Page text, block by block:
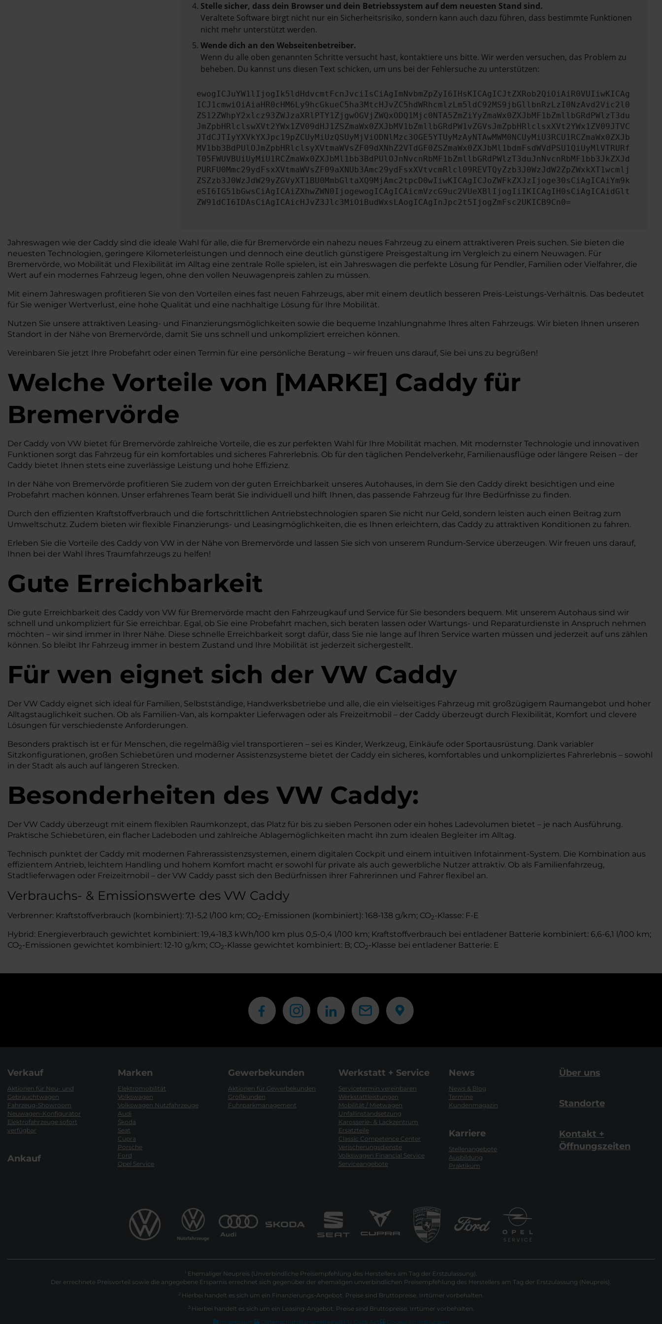
Stelle sicher, dass dein Browser und dein Betriebssystem auf dem neuesten Stand sind.
Veraltete Software birgt nicht nur ein Sicherheitsrisiko, sondern kann auch dazu führen, dass bestimmte Funktionen
nicht mehr unterstützt werden.
Wende dich an den Webseitenbetreiber.
Wenn du alle oben genannten Schritte versucht hast, kontaktiere uns bitte. Wir werden versuchen, das Problem zu
beheben. Du kannst uns diesen Text schicken, um uns bei der Fehlersuche zu unterstützen:
ewogICJuYW1lIjogIk5ldHdvcmtFcnJvciIsCiAgImNvbmZpZyI6IHsKICAgICJtZXRob2QiOiAiR0VUIiwKICAg
ICJ1cmwiOiAiaHR0cHM6Ly9hcGkueC5ha3MtcHJvZC5hdWRhcmlzLm5ldC92MS9jbGllbnRzLzI0NzAvd2Vic2l0
ZS12ZWhpY2xlcz93ZWJzaXRlPTY1ZjgwOGVjZWQxODQ1Mjc0NTA5ZmZiYyZmaWx0ZXJbMF1bZmllbGRdPWlzT3du
JmZpbHRlclswXVt2YWx1ZV09dHJ1ZSZmaWx0ZXJbMV1bZmllbGRdPW1vZGVsJmZpbHRlclsxXVt2YWx1ZV09JTVC
JTdCJTIyYXVkYXJpc19pZCUyMiUzQSUyMjViODNlMzc3OGE5YTUyMzAyNTAwMWM0NCUyMiU3RCU1RCZmaWx0ZXJb
MV1bb3BdPUlOJmZpbHRlclsyXVtmaWVsZF09dXNhZ2VTdGF0ZSZmaWx0ZXJbMl1bdmFsdWVdPSU1QiUyMlVTRURf
T05FWUVBUiUyMiU1RCZmaWx0ZXJbMl1bb3BdPUlOJnNvcnRbMF1bZmllbGRdPWlzT3duJnNvcnRbMF1bb3JkZXJd
PURFU0Mmc29ydFsxXVtmaWVsZF09aXNUb3Amc29ydFsxXVtvcmRlcl09REVTQyZzb3J0WzJdW2ZpZWxkXT1wcmlj
ZSZzb3J0WzJdW29yZGVyXT1BU0MmbGltaXQ9MjAmc2tpcD0wIiwKICAgICJoZWFkZXJzIjoge30sCiAgICAiYm9k
eSI6IG51bGwsCiAgICAiZXhwZWN0IjogewogICAgICAicmVzcG9uc2VUeXBlIjogIiIKICAgIH0sCiAgICAidGlt
ZW91dCI6IDAsCiAgICAicHJvZ3Jlc3MiOiBudWxsLAogICAgInJpc2t5IjogZmFsc2UKICB9Cn0=
Jahreswagen wie der Caddy sind die ideale Wahl für alle, die für Bremervörde ein nahezu neues Fahrzeug zu einem attraktiveren Preis suchen. Sie bieten die
neuesten Technologien, geringere Kilometerleistungen und dennoch eine deutlich günstigere Preisgestaltung im Vergleich zu einem Neuwagen. Für
Bremervörde, wo Mobilität und Flexibilität im Alltag eine zentrale Rolle spielen, ist ein Jahreswagen die perfekte Lösung für Pendler, Familien oder Vielfahrer, die
Wert auf ein modernes Fahrzeug legen, ohne den vollen Neuwagenpreis zahlen zu müssen.
Mit einem Jahreswagen profitieren Sie von den Vorteilen eines fast neuen Fahrzeugs, aber mit einem deutlich besseren Preis-Leistungs-Verhältnis. Das bedeutet
für Sie weniger Wertverlust, eine hohe Qualität und eine nachhaltige Lösung für Ihre Mobilität.
Nutzen Sie unsere attraktiven Leasing- und Finanzierungsmöglichkeiten sowie die bequeme Inzahlungnahme Ihres alten Fahrzeugs. Wir bieten Ihnen unseren
Standort in der Nähe von Bremervörde, damit Sie uns schnell und unkompliziert erreichen können.
Vereinbaren Sie jetzt Ihre Probefahrt oder einen Termin für eine persönliche Beratung – wir freuen uns darauf, Sie bei uns zu begrüßen!
Welche Vorteile von [MARKE] Caddy für
Bremervörde
Der Caddy von VW bietet für Bremervörde zahlreiche Vorteile, die es zur perfekten Wahl für Ihre Mobilität machen. Mit modernster Technologie und innovativen
Funktionen sorgt das Fahrzeug für ein komfortables und sicheres Fahrerlebnis. Ob für den täglichen Pendelverkehr, Familienausflüge oder längere Reisen – der
Caddy bietet Ihnen stets eine zuverlässige Leistung und hohe Effizienz.
In der Nähe von Bremervörde profitieren Sie zudem von der guten Erreichbarkeit unseres Autohauses, in dem Sie den Caddy direkt besichtigen und eine
Probefahrt machen können. Unser erfahrenes Team berät Sie individuell und hilft Ihnen, das passende Fahrzeug für Ihre Bedürfnisse zu finden.
Durch den effizienten Kraftstoffverbrauch und die fortschrittlichen Antriebstechnologien sparen Sie nicht nur Geld, sondern leisten auch einen Beitrag zum
Umweltschutz. Zudem bieten wir flexible Finanzierungs- und Leasingmöglichkeiten, die es Ihnen erleichtern, das Caddy zu attraktiven Konditionen zu fahren.
Erleben Sie die Vorteile des Caddy von VW in der Nähe von Bremervörde und lassen Sie sich von unserem Rundum-Service überzeugen. Wir freuen uns darauf,
Ihnen bei der Wahl Ihres Traumfahrzeugs zu helfen!
Gute Erreichbarkeit
Die gute Erreichbarkeit des Caddy von VW für Bremervörde macht den Fahrzeugkauf und Service für Sie besonders bequem. Mit unserem Autohaus sind wir
schnell und unkompliziert für Sie erreichbar. Egal, ob Sie eine Probefahrt machen, sich beraten lassen oder Wartungs- und Reparaturdienste in Anspruch nehmen
möchten – wir sind immer in Ihrer Nähe. Diese schnelle Erreichbarkeit sorgt dafür, dass Sie nie lange auf Ihren Service warten müssen und jederzeit auf uns zählen
können. So bleibt Ihr Fahrzeug immer in bestem Zustand und Ihre Mobilität ist jederzeit sichergestellt.
Für wen eignet sich der VW Caddy
Der VW Caddy eignet sich ideal für Familien, Selbstständige, Handwerksbetriebe und alle, die ein vielseitiges Fahrzeug mit großzügigem Raumangebot und hoher
Alltagstauglichkeit suchen. Ob als Familien-Van, als kompakter Lieferwagen oder als Freizeitmobil – der Caddy überzeugt durch Flexibilität, Komfort und clevere
Lösungen für verschiedenste Anforderungen.
Besonders praktisch ist er für Menschen, die regelmäßig viel transportieren – sei es Kinder, Werkzeug, Einkäufe oder Sportausrüstung. Dank variabler
Sitzkonfigurationen, großen Schiebetüren und moderner Assistenzsysteme bietet der Caddy ein sicheres, komfortables und unkompliziertes Fahrerlebnis – sowohl
in der Stadt als auch auf längeren Strecken.
Besonderheiten des VW Caddy:
Der VW Caddy überzeugt mit einem flexiblen Raumkonzept, das Platz für bis zu sieben Personen oder ein hohes Ladevolumen bietet – je nach Ausführung.
Praktische Schiebetüren, ein flacher Ladeboden und zahlreiche Ablagemöglichkeiten macht ihn zum idealen Begleiter im Alltag.
Technisch punktet der Caddy mit modernen Fahrerassistenzsystemen, einem digitalen Cockpit und einem intuitiven Infotainment-System. Die Kombination aus
effizientem Antrieb, leichtem Handling und hohem Komfort macht er sowohl für private als auch gewerbliche Nutzer attraktiv. Ob als Familienfahrzeug,
Stadtlieferwagen oder Freizeitmobil – der VW Caddy passt sich den Bedürfnissen ihrer Fahrerinnen und Fahrer flexibel an.
Verbrauchs- & Emissionswerte des VW Caddy
Verbrenner: Kraftstoffverbrauch (kombiniert): 7,1-5,2 l/100 km; CO2-Emissionen (kombiniert): 168-138 g/km; CO2-Klasse: F-E
Hybrid: Energieverbrauch gewichtet kombiniert: 19,4-18,3 kWh/100 km plus 0,5-0,4 l/100 km; Kraftstoffverbrauch bei entladener Batterie kombiniert: 6,6-6,1 l/100 km;
CO2-Emissionen gewichtet kombiniert: 12-10 g/km; CO2-Klasse gewichtet kombiniert: B; CO2-Klasse bei entladener Batterie: E
Verkauf
Aktionen für Neu- und
Gebrauchtwagen
Fahrzeug-Showroom
Neuwagen-Konfigurator
Elektrofahrzeuge sofort
verfügbar
Ankauf
Marken
Elektromobilität
Volkswagen
Volkswagen Nutzfahrzeuge
Audi
Škoda
Seat
Cupra
Porsche
Ford
Opel Service
Gewerbekunden
Aktionen für Gewerbekunden
Großkunden
Fuhrparkmanagement
Werkstatt + Service
Servicetermin vereinbaren
Werkstattleistungen
Mobilität / Mietwagen
Unfallinstandsetzung
Karosserie- & Lackzentrum
Ersatzteile
Classic Competence Center
Verischerungsdienste
Volkswagen Financial Service
Serviceangebote
News
News & Blog
Termine
Kundenmagazin
Karriere
Stellenangebote
Ausbildung
Praktikum
Über uns
Standorte
Kontakt +
Öffnungszeiten
1 Ehemaliger Neupreis (Unverbindliche Preisempfehlung des Herstellers am Tag der Erstzulassung).
Der errechnete Preisvorteil sowie die angegebene Ersparnis errechnet sich gegenüber der ehemaligen unverbindlichen Preisempfehlung des Herstellers am Tag der Erstzulassung (Neupreis).
2 Hierbei handelt es sich um ein Finanzierungs-Angebot. Preise sind Bruttopreise. Irrtümer vorbehalten.
3 Hierbei handelt es sich um ein Leasing-Angebot. Preise sind Bruttopreise. Irrtümer vorbehalten.
Impressum
Datenschutz Barrierefreiheit EU Data Act Cookie Einstellungen